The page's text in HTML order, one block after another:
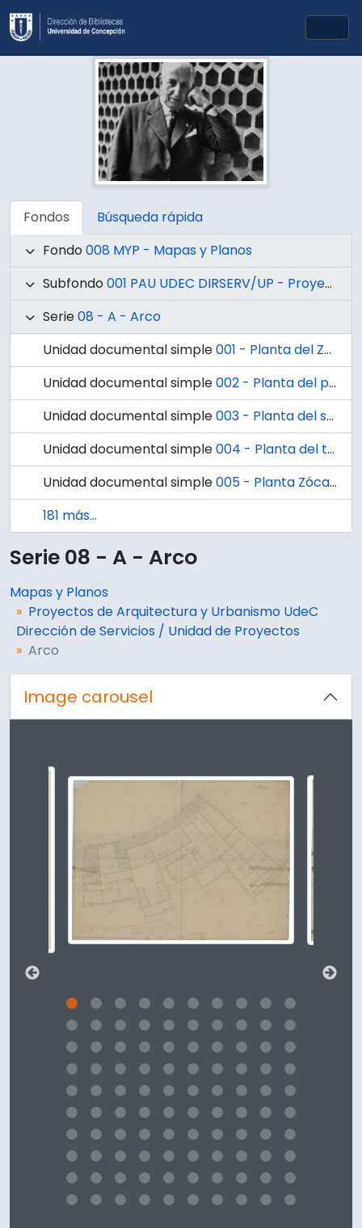
Skip to main content
Fondos
Búsqueda rápida
Fondo 008 MYP - Mapas y Planos
Subfondo 001 PAU UDEC DIRSERV/UP - Proyectos de Arquitectura y Urbanismo UdeC Dirección de Servicios / Unidad de Proyectos
Serie08 - A - Arco
Unidad documental simple001 - Planta del Zócalo oriente del Arco.
Unidad documental simple002 - Planta del primer piso oriente del Arco.
Unidad documental simple003 - Planta del segundo piso oriente del Arco.
Unidad documental simple004 - Planta del tercer piso oriente del Arco.
Unidad documental simple005 - Planta Zócalo poniente del Arco.
181 más...
Serie 08 - A - Arco
Mapas y Planos
Proyectos de Arquitectura y Urbanismo UdeC
Dirección de Servicios / Unidad de Proyectos
Arco
Image carousel